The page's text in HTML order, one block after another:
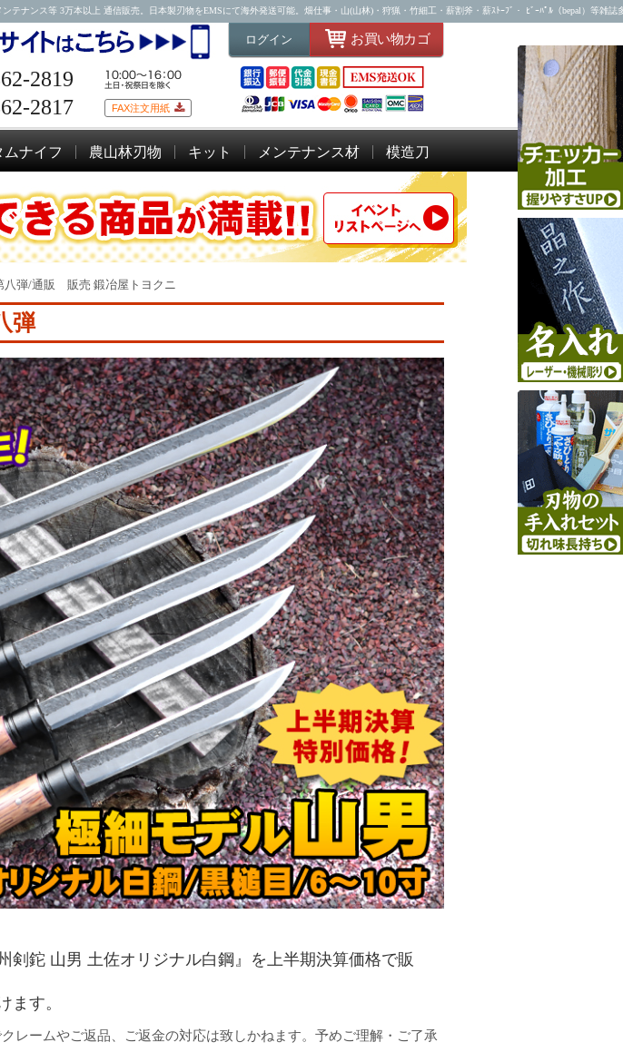
ナンス等 3万本以上 通信販売。日本製刃物をEMSにて海外発送可能。畑仕事・山(山林)・狩猟・竹細工・薪割斧・薪ｽﾄｰﾌﾞ・ ﾋﾞｰﾊﾟﾙ（bepal）等雑誌
2819
2817 FAX注文用紙
ログイン お買い物カゴ
ムナイフ 農山林刃物 キット メンテナンス材 模造刀
弾/通販 販売 鍛冶屋トヨクニ
弾
剣鉈 山男 土佐オリジナル白鋼』を上半期決算価格で販
ます。
レームやご返品、ご返金の対応は致しかねます。予めご理解・ご了承